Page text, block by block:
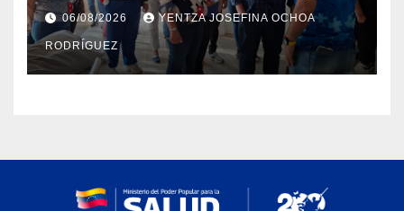
Dermatológico Dr. Martín Vegas
en La Guaira
06/08/2026 YENTZA JOSEFINA OCHOA
RODRÍGUEZ